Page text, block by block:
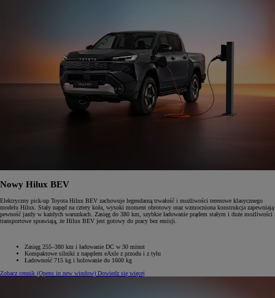
Nowy Hilux BEV
Elektryczny pick-up Toyota Hilux BEV zachowuje legendarną trwałość i możliwości terenowe klasycznego
modelu Hilux. Stały napęd na cztery koła, wysoki moment obrotowy oraz wzmocniona konstrukcja zapewniają
pewność jazdy w każdych warunkach. Zasięg do 380 km, szybkie ładowanie prądem stałym i duże możliwości
transportowe sprawiają, że Hilux BEV jest gotowy do pracy bez emisji.
Zasięg 255–380 km i ładowanie DC w 30 minut
Kompaktowe silniki z napędem eAxle z przodu i z tyłu
Ładowność 715 kg i holowanie do 1600 kg
Zobacz cennik (Opens in new window) Dowiedz się więcej